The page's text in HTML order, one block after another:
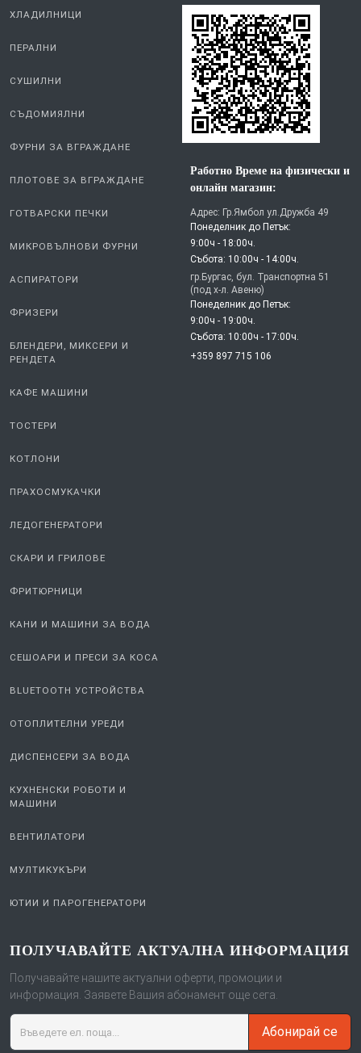
ХЛАДИЛНИЦИ
ПЕРАЛНИ
СУШИЛНИ
СЪДОМИЯЛНИ
ФУРНИ ЗА ВГРАЖДАНЕ
ПЛОТОВЕ ЗА ВГРАЖДАНЕ
ГОТВАРСКИ ПЕЧКИ
МИКРОВЪЛНОВИ ФУРНИ
АСПИРАТОРИ
ФРИЗЕРИ
БЛЕНДЕРИ, МИКСЕРИ И
РЕНДЕТА
КАФЕ МАШИНИ
ТОСТЕРИ
КОТЛОНИ
ПРАХОСМУКАЧКИ
ЛЕДОГЕНЕРАТОРИ
СКАРИ И ГРИЛОВЕ
ФРИТЮРНИЦИ
КАНИ И МАШИНИ ЗА ВОДА
СЕШОАРИ И ПРЕСИ ЗА КОСА
BLUETOOTH УСТРОЙСТВА
ОТОПЛИТЕЛНИ УРЕДИ
ДИСПЕНСЕРИ ЗА ВОДА
КУХНЕНСКИ РОБОТИ И
МАШИНИ
ВЕНТИЛАТОРИ
МУЛТИКУКЪРИ
ЮТИИ И ПАРОГЕНЕРАТОРИ
Работно Време на физически и
онлайн магазин:
Адрес: Гр.Ямбол ул.Дружба 49
Понеделник до Петък:
9:00ч - 18:00ч.
Събота: 10:00ч - 14:00ч.
гр.Бургас, бул. Транспортна 51
(под х-л. Авеню)
Понеделник до Петък:
9:00ч - 19:00ч.
Събота: 10:00ч - 17:00ч.
+359 897 715 106
ПОЛУЧАВАЙТЕ АКТУАЛНА ИНФОРМАЦИЯ
Получавайте нашите актуални оферти, промоции и
информация. Заявете Вашия абонамент още сега.
Абонирай се